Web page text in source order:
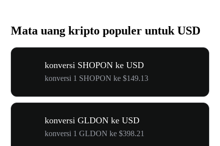
Mata uang kripto populer untuk USD
konversi SHOPON ke USD
konversi 1 SHOPON ke $149.13
konversi GLDON ke USD
konversi 1 GLDON ke $398.21